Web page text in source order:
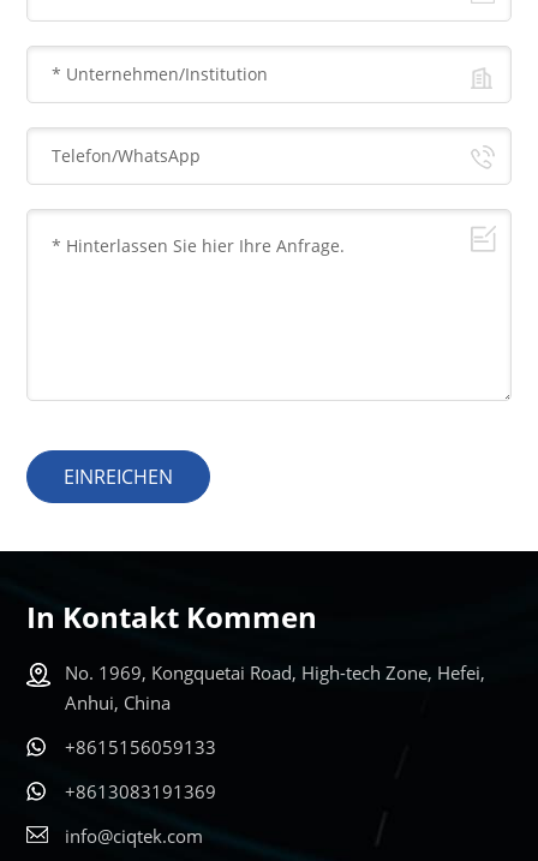
EINREICHEN
In Kontakt Kommen
No. 1969, Kongquetai Road, High-tech Zone, Hefei,
Anhui, China
+8615156059133
+8613083191369
info@ciqtek.com